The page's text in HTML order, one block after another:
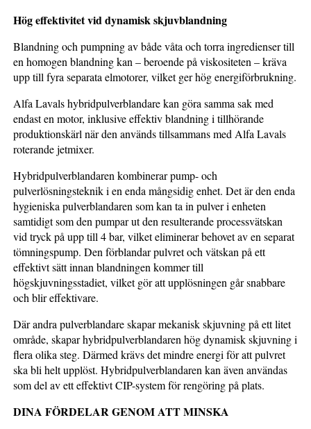
Hög effektivitet vid dynamisk skjuvblandning
Blandning och pumpning av både våta och torra ingredienser till
en homogen blandning kan – beroende på viskositeten – kräva
upp till fyra separata elmotorer, vilket ger hög energiförbrukning.
Alfa Lavals hybridpulverblandare kan göra samma sak med
endast en motor, inklusive effektiv blandning i tillhörande
produktionskärl när den används tillsammans med Alfa Lavals
roterande jetmixer.
Hybridpulverblandaren kombinerar pump- och
pulverlösningsteknik i en enda mångsidig enhet. Det är den enda
hygieniska pulverblandaren som kan ta in pulver i enheten
samtidigt som den pumpar ut den resulterande processvätskan
vid tryck på upp till 4 bar, vilket eliminerar behovet av en separat
tömningspump. Den förblandar pulvret och vätskan på ett
effektivt sätt innan blandningen kommer till
högskjuvningsstadiet, vilket gör att upplösningen går snabbare
och blir effektivare.
Där andra pulverblandare skapar mekanisk skjuvning på ett litet
område, skapar hybridpulverblandaren hög dynamisk skjuvning i
flera olika steg. Därmed krävs det mindre energi för att pulvret
ska bli helt upplöst. Hybridpulverblandaren kan även användas
som del av ett effektivt CIP-system för rengöring på plats.
DINA FÖRDELAR GENOM ATT MINSKA